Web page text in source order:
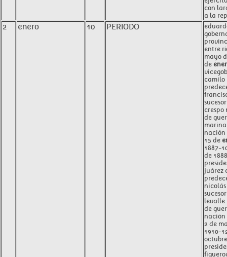
con
a la
2 enero 10 PERIODO
entre
mayo
de
crespo
de
15 de
1887-
de 1888
juárez
levalle
de
2 de
1910-